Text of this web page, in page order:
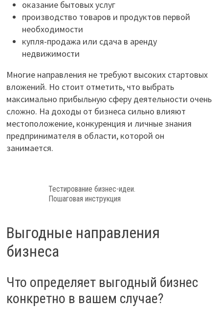
оказание бытовых услуг
производство товаров и продуктов первой
необходимости
купля-продажа или сдача в аренду
недвижимости
Многие направления не требуют высоких стартовых
вложений. Но стоит отметить, что выбрать
максимально прибыльную сферу деятельности очень
сложно. На доходы от бизнеса сильно влияют
местоположение, конкуренция и личные знания
предпринимателя в области, которой он
занимается.
Тестирование бизнес-идеи.
Пошаговая инструкция
Выгодные направления
бизнеса
Что определяет выгодный бизнес
конкретно в вашем случае?